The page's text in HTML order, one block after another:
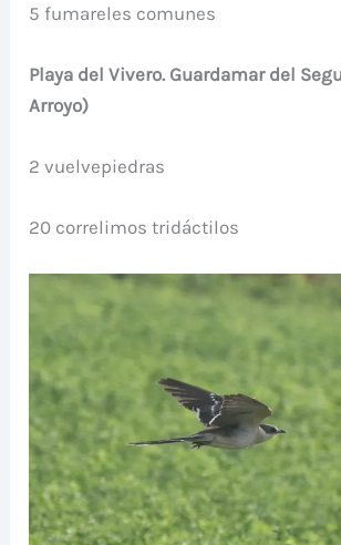
5 fumareles comunes
Playa del Vivero. Guardamar del
Arroyo)
2 vuelvepiedras
20 correlimos tridáctilos